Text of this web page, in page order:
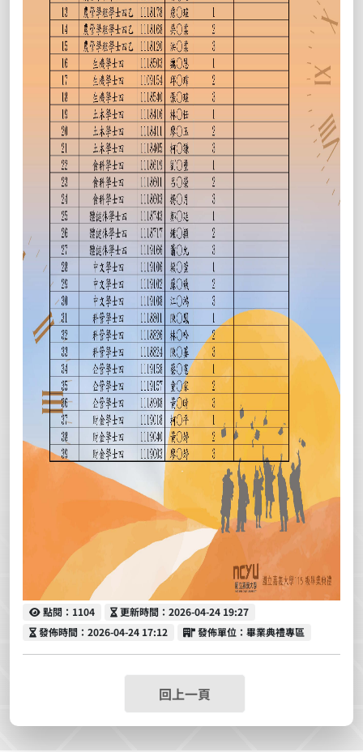
點閱
點閱：1104 更新時間
更新時間：2026-04-24 19:27
發佈時間
發佈時間：2026-04-24 17:12 發佈單位
發佈單位：畢業典禮專區
回上一頁